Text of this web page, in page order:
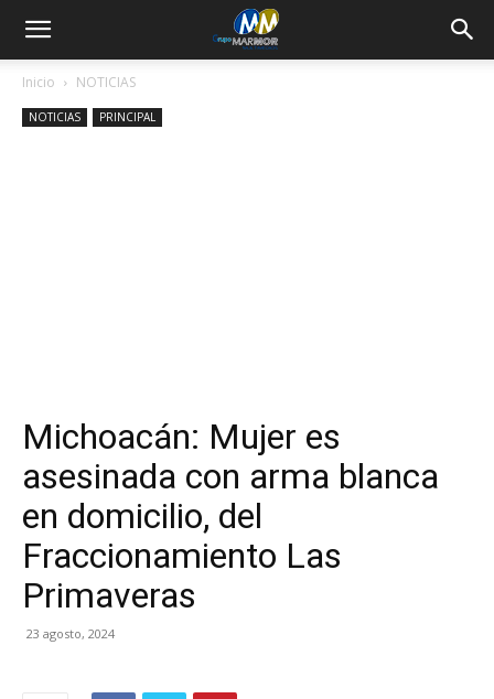
Inicio NOTICIAS
NOTICIAS PRINCIPAL
Michoacán: Mujer es
asesinada con arma blanca
en domicilio, del
Fraccionamiento Las
Primaveras
23 agosto, 2024